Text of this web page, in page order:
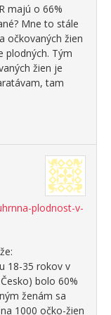
majú o 66%
Mne to stále
očkovaných žien
plodných. Tým
žien je
tam
plodnost-v-
18-35 rokov v
bolo 60%
ženám sa
1000 očko-žien